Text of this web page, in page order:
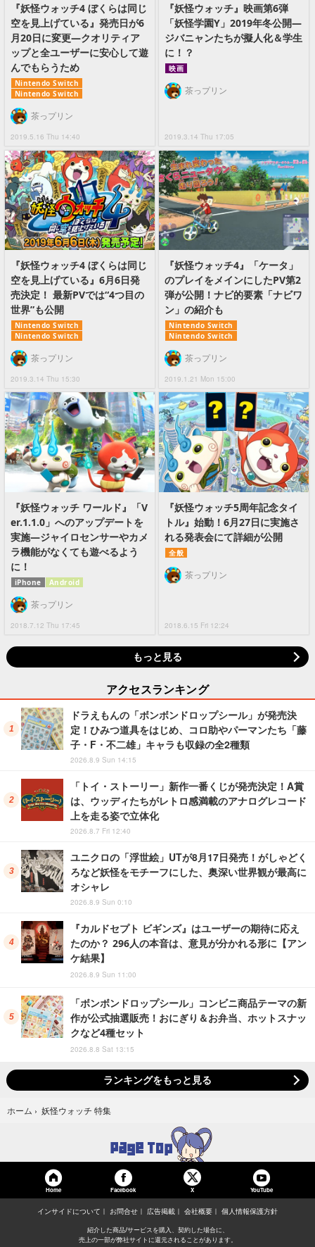
『妖怪ウォッチ4 ぼくらは同じ
空を見上げている』発売日が6
月20日に変更―クオリティア
ップと全ユーザーに安心して遊
んでもらうため
Nintendo Switch
Nintendo Switch
2019.5.16 Thu 14:40
茶っプリン
『妖怪ウォッチ』映画第6弾
「妖怪学園Y」2019年冬公開―
ジバニャンたちが擬人化＆学生
に！？
映画
2019.3.14 Thu 17:05
茶っプリン
『妖怪ウォッチ4 ぼくらは同じ
空を見上げている』6月6日発
売決定！ 最新PVでは“4つ目の
世界”も公開
Nintendo Switch
Nintendo Switch
2019.3.14 Thu 15:30
茶っプリン
『妖怪ウォッチ4』「ケータ」
のプレイをメインにしたPV第2
弾が公開！ナビ的要素「ナビワ
ン」の紹介も
Nintendo Switch
Nintendo Switch
2019.1.21 Mon 15:00
茶っプリン
『妖怪ウォッチ ワールド』「V
er.1.1.0」へのアップデートを
実施―ジャイロセンサーやカメ
ラ機能がなくても遊べるよう
に！
iPhone Android
2018.7.12 Thu 17:45
茶っプリン
『妖怪ウォッチ5周年記念タイ
トル』始動！6月27日に実施さ
れる発表会にて詳細が公開
全般
2018.6.15 Fri 12:24
茶っプリン
もっと見る
アクセスランキング
ドラえもんの「ボンボンドロップシール」が発売決
定！ひみつ道具をはじめ、コロ助やパーマンたち「藤
子・F・不二雄」キャラも収録の全2種類
2026.8.9 Sun 14:15
「トイ・ストーリー」新作一番くじが発売決定！A賞
は、ウッディたちがレトロ感満載のアナログレコード
上を走る姿で立体化
2026.8.7 Fri 12:40
ユニクロの「浮世絵」UTが8月17日発売！がしゃどく
ろなど妖怪をモチーフにした、奥深い世界観が最高に
オシャレ
2026.8.9 Sun 0:10
『カルドセプト ビギンズ』はユーザーの期待に応え
たのか？ 296人の本音は、意見が分かれる形に【アン
ケ結果】
2026.8.9 Sun 11:00
「ボンボンドロップシール」コンビニ商品テーマの新
作が公式抽選販売！おにぎり＆お弁当、ホットスナッ
クなど4種セット
2026.8.8 Sat 13:15
ランキングをもっと見る
ホーム › 妖怪ウォッチ 特集
Home Facebook X YouTube
インサイドについて お問合せ 広告掲載 会社概要 個人情報保護方針
紹介した商品/サービスを購入、契約した場合に、
売上の一部が弊社サイトに還元されることがあります。